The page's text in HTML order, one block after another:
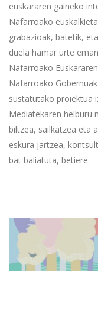
euskararen gaineko
Nafarroako
grabazioak, batetik,
duela hamar urte
Nafarroako
Nafarroako
sustatutako proiektua
Mediatekaren helburu
biltzea, sailkatzea eta
eskura jartzea,
bat baliatuta, betiere.